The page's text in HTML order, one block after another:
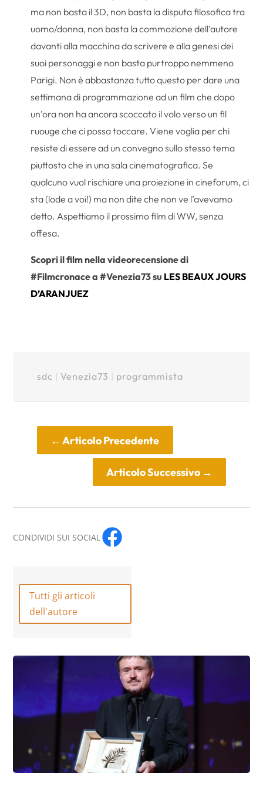
ma non basta il 3D, non basta la disputa filosofica tra
uomo/donna, non basta la commozione dell’autore
davanti alla macchina da scrivere e alla genesi dei
suoi personaggi e non basta purtroppo nemmeno
Parigi. Non è abbastanza tutto questo per dare una
settimana di programmazione ad un film che dopo
un’ora non ha ancora scoccato il volo verso un fil
ruouge che ci possa toccare. Viene voglia per chi
resiste di essere ad un convegno sullo stesso tema
piuttosto che in una sala cinematografica. Se
qualcuno vuol rischiare una proiezione in cineforum, ci
sta (lode a voi!) ma non dite che non ve l’avevamo
detto. Aspettiamo il prossimo film di WW, senza
offesa.
Scopri il film nella videorecensione di
#Filmcronace a #Venezia73 su LES BEAUX JOURS
D’ARANJUEZ
sdc Venezia73 programmista
←Articolo Precedente
Articolo Successivo→
CONDIVIDI SUI SOCIAL
Tutti gli articoli
dell'autore